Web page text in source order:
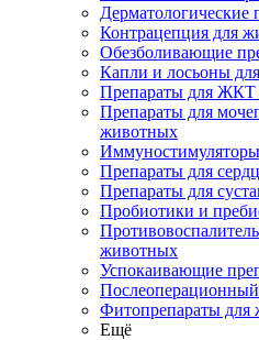
Контрацепция для
Обезболивающие
Капли и лосьоны
Препараты для
Препараты для
животных
Препараты для
Препараты для
Пробиотики и
животных
Успокаивающие
Фитопрепараты для
Ещё